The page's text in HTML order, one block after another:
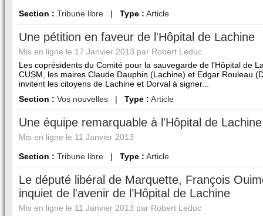
Section : Tribune libre | Type : Article
Une pétition en faveur de l'Hôpital de Lachine
Mis en ligne le 17 Janvier 2013 par Robert Leduc
Les coprésidents du Comité pour la sauvegarde de l'Hôpital de
CUSM, les maires Claude Dauphin (Lachine) et Edgar Rouleau
invitent les citoyens de Lachine et Dorval à signer...
Section : Vos nouvelles | Type : Article
Une équipe remarquable à l'Hôpital de Lachine
Mis en ligne le 11 Janvier 2013
Section : Tribune libre | Type : Article
Le député libéral de Marquette, François
inquiet de l'avenir de l’Hôpital de Lachine
Mis en ligne le 11 Janvier 2013 par Robert Leduc